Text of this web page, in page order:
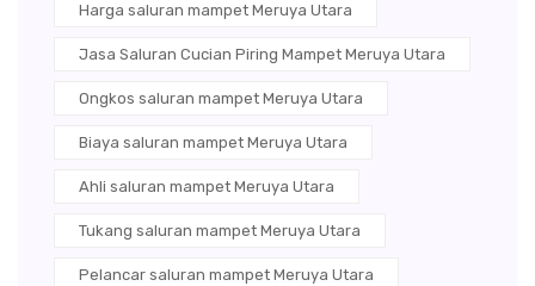
Harga saluran mampet Meruya Utara
Jasa Saluran Cucian Piring Mampet Meruya Utara
Ongkos saluran mampet Meruya Utara
Biaya saluran mampet Meruya Utara
Ahli saluran mampet Meruya Utara
Tukang saluran mampet Meruya Utara
Pelancar saluran mampet Meruya Utara